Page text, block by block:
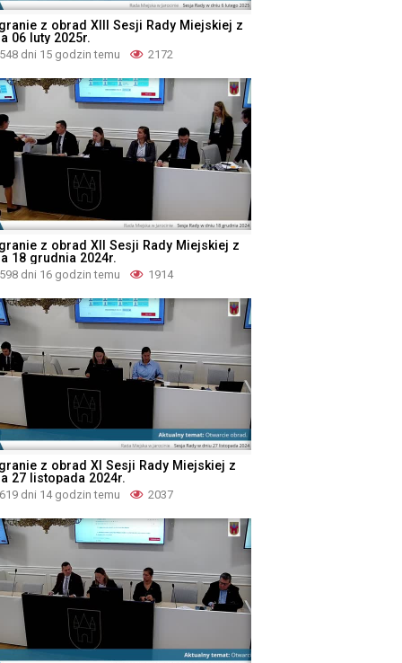
z obrad XIII Sesji Rady Miejskiej z
06 luty 2025r.
548 dni 15 godzin temu 2172
z obrad XII Sesji Rady Miejskiej z
18 grudnia 2024r.
598 dni 16 godzin temu 1914
z obrad XI Sesji Rady Miejskiej z
27 listopada 2024r.
619 dni 14 godzin temu 2037